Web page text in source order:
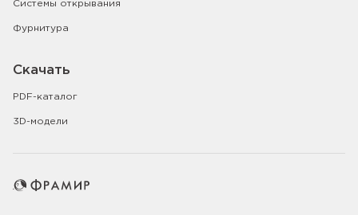
Системы открывания
Фурнитура
Скачать
PDF-каталог
3D-модели